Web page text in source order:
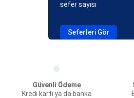
sefer sayısı
Seferleri Gör
Güvenli Ödeme
Kredi kartı ya da banka